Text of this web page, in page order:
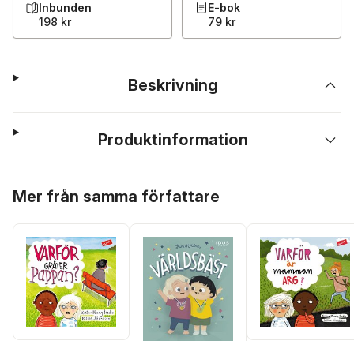
Inbunden
198 kr
E-bok
79 kr
Beskrivning
Produktinformation
Mer från samma författare